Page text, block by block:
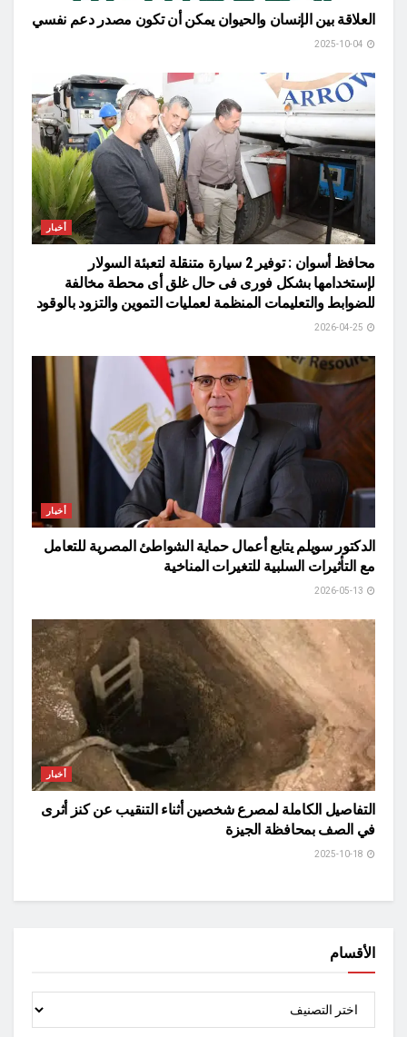
العلاقة بين الإنسان والحيوان يمكن أن تكون مصدر دعم نفسي
أخبار
محافظ أسوان : توفير 2 سيارة متنقلة لتعبئة السولار
لإستخدامها بشكل فورى فى حال غلق أى محطة مخالفة
للضوابط والتعليمات المنظمة لعمليات التموين والتزود بالوقود
أخبار
الدكتور سويلم يتابع أعمال حماية الشواطئ المصرية للتعامل
مع التأثيرات السلبية للتغيرات المناخية
أخبار
التفاصيل الكاملة لمصرع شخصين أثناء التنقيب عن كنز أثرى
في الصف بمحافظة الجيزة
الأقسام